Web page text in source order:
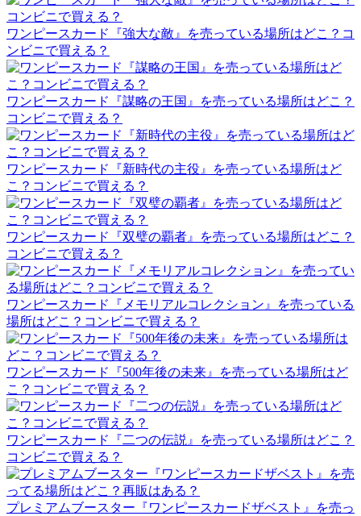
ワンピースカード『強大な敵』を売っている場所はどこ？コ
ンビニで買える？
ワンピースカード『謀略の王国』を売っている場所はどこ？
コンビニで買える？
ワンピースカード『新時代の主役』を売っている場所はど
こ？コンビニで買える？
ワンピースカード『双璧の覇者』を売っている場所はどこ？
コンビニで買える？
ワンピースカード『メモリアルコレクション』を売っている
場所はどこ？コンビニで買える？
ワンピースカード『500年後の未来』を売っている場所はど
こ？コンビニで買える？
ワンピースカード『二つの伝説』を売っている場所はどこ？
コンビニで買える？
プレミアムブースター『ワンピースカードザベスト』を売っ